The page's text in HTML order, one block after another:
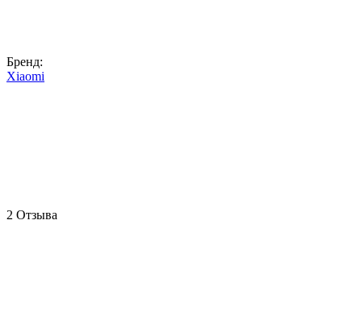
Бренд:
Xiaomi
2 Отзыва